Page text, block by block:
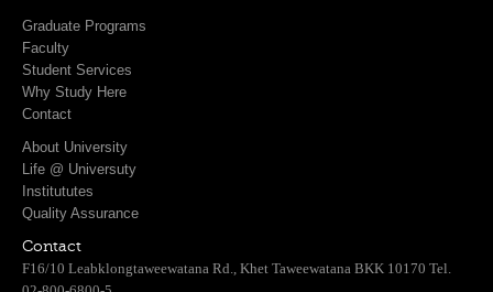
Graduate Programs
Faculty
Student Services
Why Study Here
Contact
About University
Life @ Universuty
Institututes
Quality Assurance
Contact
F16/10 Leabklongtaweewatana Rd., Khet Taweewatana BKK 10170 Tel.